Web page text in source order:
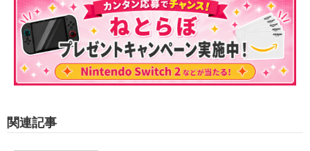
関連記事